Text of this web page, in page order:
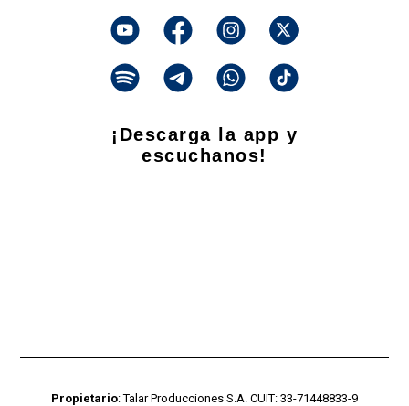
¡Descarga la app y
escuchanos!
Propietario: Talar Producciones S.A. CUIT: 33-71448833-9